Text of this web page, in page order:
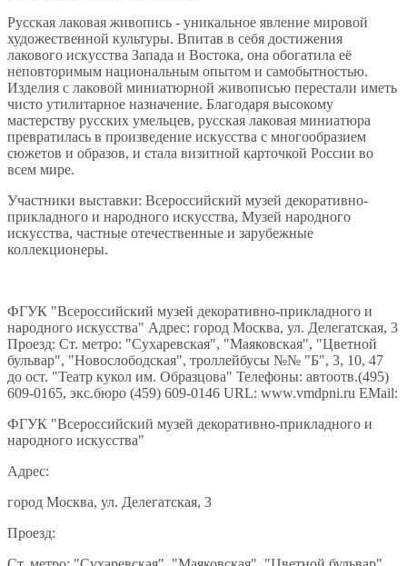
Русская лаковая живопись - уникальное явление мировой
художественной культуры. Впитав в себя достижения
лакового искусства Запада и Востока, она обогатила её
неповторимым национальным опытом и самобытностью.
Изделия с лаковой миниатюрной живописью перестали иметь
чисто утилитарное назначение. Благодаря высокому
мастерству русских умельцев, русская лаковая миниатюра
превратилась в произведение искусства с многообразием
сюжетов и образов, и стала визитной карточкой России во
всем мире.
Участники выставки: Всероссийский музей декоративно-
прикладного и народного искусства, Музей народного
искусства, частные отечественные и зарубежные
коллекционеры.
ФГУК "Всероссийский музей декоративно-прикладного и
народного искусства" Адрес: город Москва, ул. Делегатская, 3
Проезд: Ст. метро: "Сухаревская", "Маяковская", "Цветной
бульвар", "Новослободская", троллейбусы №№ "Б", 3, 10, 47
до ост. "Театр кукол им. Образцова" Телефоны: автоотв.(495)
609-0165, экс.бюро (459) 609-0146 URL: www.vmdpni.ru EMail:
ФГУК "Всероссийский музей декоративно-прикладного и
народного искусства"
Адрес:
город Москва, ул. Делегатская, 3
Проезд: